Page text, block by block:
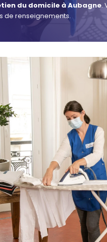
du domicile à Aubagne.
de renseignements.